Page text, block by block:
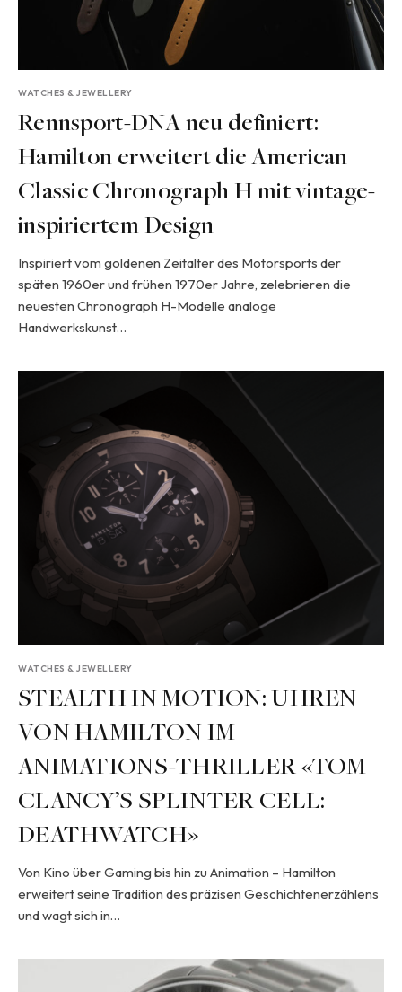
WATCHES & JEWELLERY
Rennsport-DNA neu definiert:
Hamilton erweitert die American
Classic Chronograph H mit vintage-
inspiriertem Design
Inspiriert vom goldenen Zeitalter des Motorsports der
späten 1960er und frühen 1970er Jahre, zelebrieren die
neuesten Chronograph H-Modelle analoge
Handwerkskunst…
WATCHES & JEWELLERY
STEALTH IN MOTION: UHREN
VON HAMILTON IM
ANIMATIONS-THRILLER «TOM
CLANCY’S SPLINTER CELL:
DEATHWATCH»
Von Kino über Gaming bis hin zu Animation – Hamilton
erweitert seine Tradition des präzisen Geschichtenerzählens
und wagt sich in…